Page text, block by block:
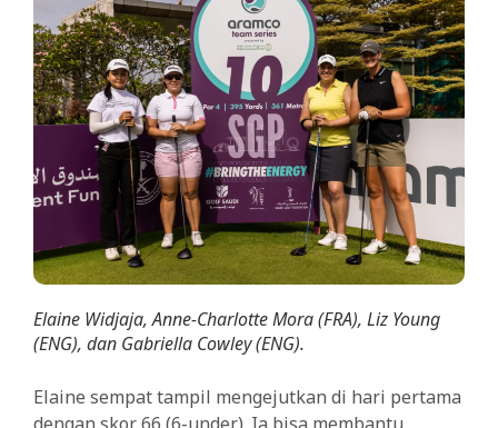
Elaine Widjaja, Anne-Charlotte Mora (FRA), Liz Young
(ENG), dan Gabriella Cowley (ENG).
Elaine sempat tampil mengejutkan di hari pertama